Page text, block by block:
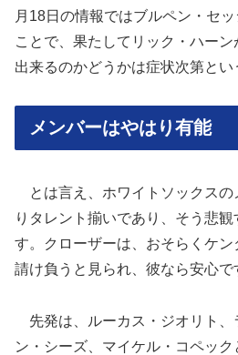
月18日の情報ではブルペン・セ
ことで、果たしてリック・ハー
出来るのかどうかは症状次第とい
メンバーはやはり有能
とは言え、ホワイトソックスの
りタレント揃いであり、そう悲
す。クローザーは、おそらくケ
請け負うと見られ、彼なら安心で
先発は、ルーカス・ジオリト、
ン・シーズ、マイケル・コペッ